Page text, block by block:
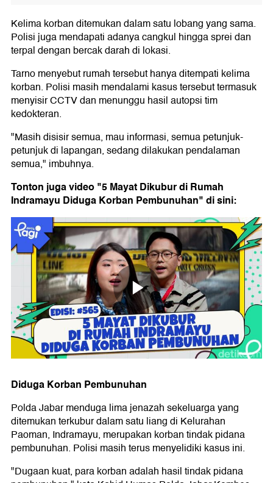
Kelima korban ditemukan dalam satu lobang yang sama.
Polisi juga mendapati adanya cangkul hingga sprei dan
terpal dengan bercak darah di lokasi.
Tarno menyebut rumah tersebut hanya ditempati kelima
korban. Polisi masih mendalami kasus tersebut termasuk
menyisir CCTV dan menunggu hasil autopsi tim
kedokteran.
"Masih disisir semua, mau informasi, semua petunjuk-
petunjuk di lapangan, sedang dilakukan pendalaman
semua," imbuhnya.
Tonton juga video "5 Mayat Dikubur di Rumah
Indramayu Diduga Korban Pembunuhan" di sini:
Diduga Korban Pembunuhan
Polda Jabar menduga lima jenazah sekeluarga yang
ditemukan terkubur dalam satu liang di Kelurahan
Paoman, Indramayu, merupakan korban tindak pidana
pembunuhan. Polisi masih terus menyelidiki kasus ini.
"Dugaan kuat, para korban adalah hasil tindak pidana